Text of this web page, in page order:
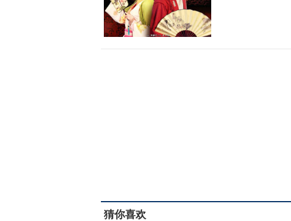
猜你喜欢